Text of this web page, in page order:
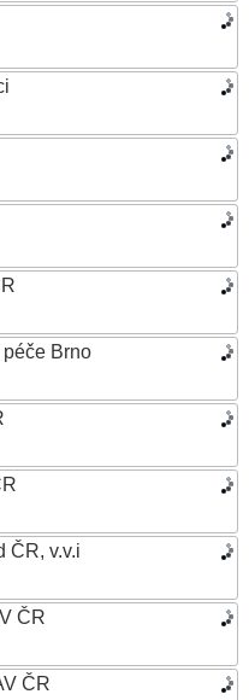
Brno
ČR, v.v.i
ČR
ČR